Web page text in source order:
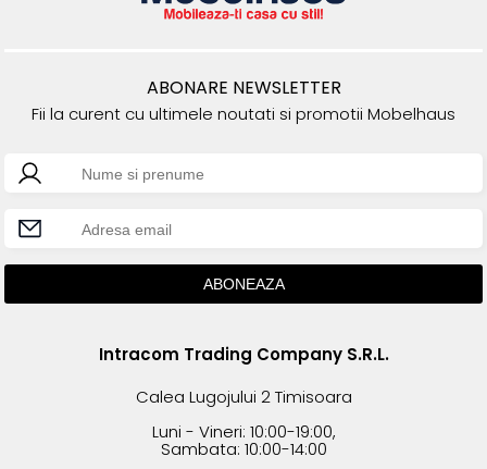
ABONARE NEWSLETTER
Fii la curent cu ultimele noutati si promotii Mobelhaus
Intracom Trading Company S.R.L.
Calea Lugojului 2 Timisoara
Luni - Vineri: 10:00-19:00,
Sambata: 10:00-14:00